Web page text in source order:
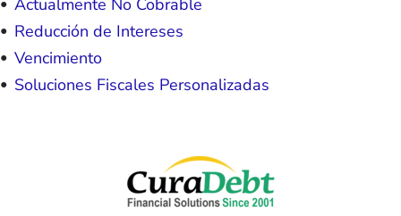
Actualmente No Cobrable
Reducción de Intereses
Vencimiento
Soluciones Fiscales Personalizadas